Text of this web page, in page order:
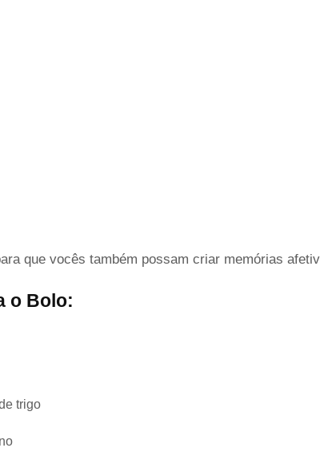
que vocês também possam criar memórias
o Bolo:
trigo